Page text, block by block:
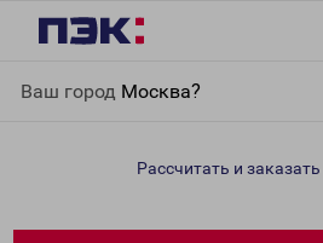
Ваш город Москва?
Иваново
Рассчитать и